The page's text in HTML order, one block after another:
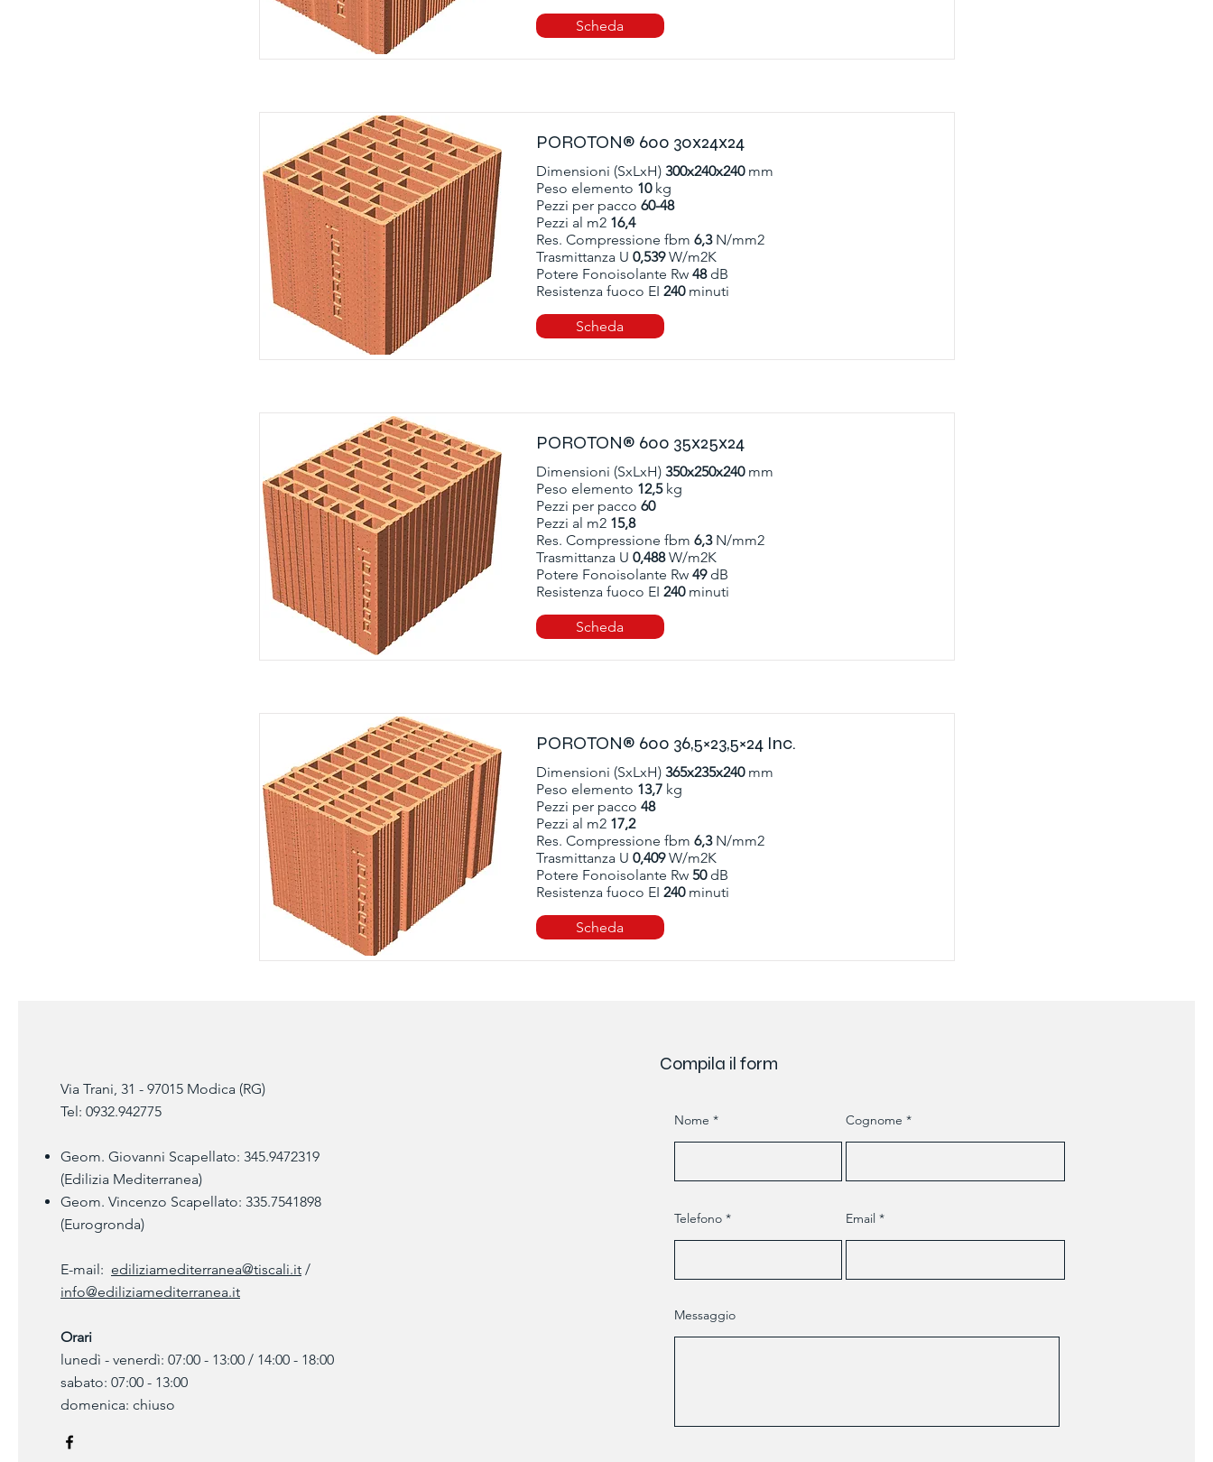
Scheda
POROTON® 600 30x24x24
Dimensioni (SxLxH) 300x240x240mm
Peso elemento 10kg
Pezzi per pacco 60-48
Pezzi al m2 16,4
Res. Compressione fbm 6,3N/mm2
Trasmittanza U 0,539W/m2K
Potere Fonoisolante Rw 48dB
Resistenza fuoco EI 240minuti
Scheda
POROTON® 600 35x25x24
Dimensioni (SxLxH) 350x250x240mm
Peso elemento 12,5kg
Pezzi per pacco 60
Pezzi al m2 15,8
Res. Compressione fbm 6,3N/mm2
Trasmittanza U 0,488W/m2K
Potere Fonoisolante Rw 49dB
Resistenza fuoco EI 240minuti
Scheda
POROTON® 600 36,5×23,5×24 Inc.
Dimensioni (SxLxH) 365x235x240mm
Peso elemento 13,7kg
Pezzi per pacco 48
Pezzi al m2 17,2
Res. Compressione fbm 6,3N/mm2
Trasmittanza U 0,409W/m2K
Potere Fonoisolante Rw 50dB
Resistenza fuoco EI 240minuti
Scheda
Via Trani, 31 - 97015 Modica (RG)
Tel: 0932.942775
Geom. Giovanni Scapellato: 345.9472319
(Edilizia Mediterranea)
Geom. Vincenzo Scapellato: 335.7541898
(Eurogronda)
E-mail: ediliziamediterranea@tiscali.it /
info@ediliziamediterranea.it
Orari
lunedì - venerdì: 07:00 - 13:00 / 14:00 - 18:00
sabato: 07:00 - 13:00
domenica: chiuso
Compila il form
Nome Cognome
Telefono Email
Messaggio